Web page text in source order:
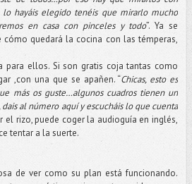
hayáis elegido tenéis que mirarlo mucho
en casa con pinceles y todo”. Ya se
quedará la cocina con las témperas,
para ellos. Si son gratis coja tantas como
,con una que se apañen. “Chicas, esto es
más os guste…algunos cuadros tienen un
al número aquí y escucháis lo que cuenta
el rizo, puede coger la audioguía en inglés,
tentar a la suerte.
de ver como su plan está funcionando.